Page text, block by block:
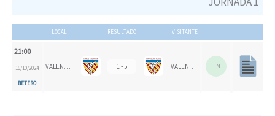
LOCAL RESULTADO VISITANTE
21:00
15/10/2024
BETERO
VALENCIA CH 1924 1 - 5 VALENCIA CH FIN